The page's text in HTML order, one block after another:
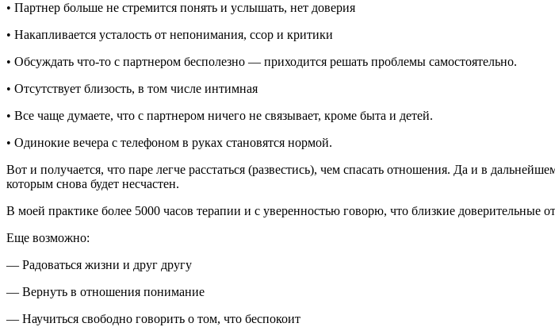
• Партнер больше не стремится понять и услышать, нет доверия
• Накапливается усталость от непонимания, ссор и критики
• Обсуждать что-то с партнером бесполезно — приходится решать проблемы самостоятельно.
• Отсутствует близость, в том числе интимная
• Все чаще думаете, что с партнером ничего не связывает, кроме быта и детей.
• Одинокие вечера с телефоном в руках становятся нормой.
Вот и получается, что паре легче расстаться (развестись), чем спасать отношения. Да и в
которым снова будет несчастен.
В моей практике более 5000 часов терапии и с уверенностью говорю, что близкие доверительные
Еще возможно:
— Радоваться жизни и друг другу
— Вернуть в отношения понимание
— Научиться свободно говорить о том, что беспокоит